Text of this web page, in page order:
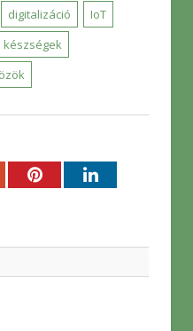
digitalizáció
IoT
készségek
PinterestLinkedIn